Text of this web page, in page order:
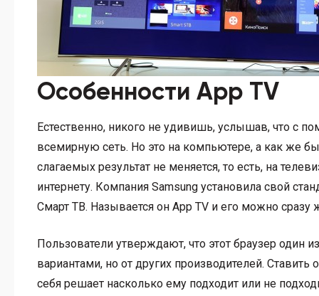
Особенности App TV
Естественно, никого не удивишь, услышав, что с
всемирную сеть. Но это на компьютере, а как же
слагаемых результат не меняется, то есть, на
интернету. Компания Samsung установила свой
Смарт ТВ. Называется он App TV и его можно
Пользователи утверждают, что этот браузер
вариантами, но от других производителей.
себя решает насколько ему подходит или не